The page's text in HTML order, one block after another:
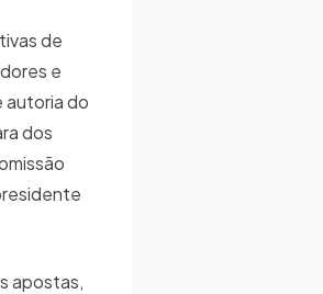
de
e
autoria do
dos
apostas,